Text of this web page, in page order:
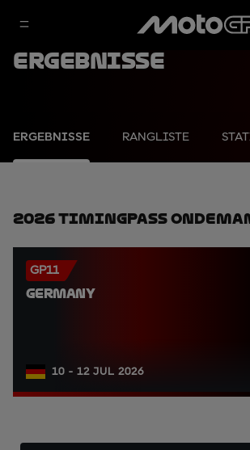
Ergebnisse
ERGEBNISSE RANGLISTE
2026 TimingPass
GP11
GERMANY
10 - 12 JUL 2026